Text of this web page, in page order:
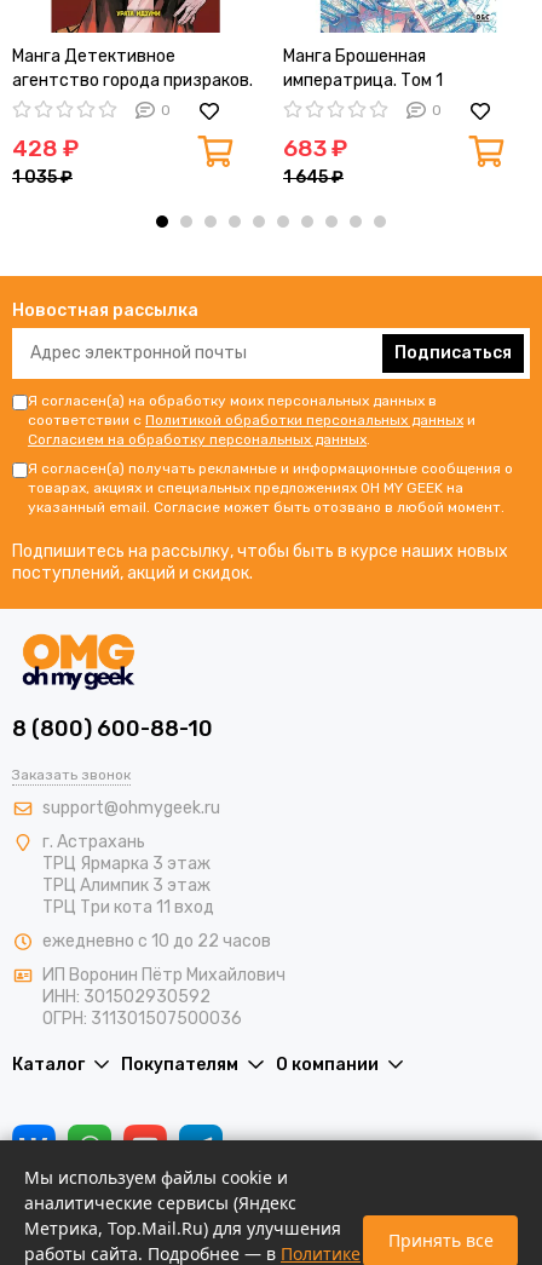
Манга Детективное
агентство города призраков.
Загадочные истории. Том 1
0
428 ₽
1 035 ₽
Манга Брошенная
императрица. Том 1
0
683 ₽
1 645 ₽
Новостная рассылка
Подписаться
Я согласен(а) на обработку моих персональных данных в
соответствии с Политикой обработки персональных данных и
Согласием на обработку персональных данных.
Я согласен(а) получать рекламные и информационные сообщения о
товарах, акциях и специальных предложениях OH MY GEEK на
указанный email. Согласие может быть отозвано в любой момент.
Подпишитесь на рассылку, чтобы быть в курсе наших новых
поступлений, акций и скидок.
8 (800) 600-88-10
Заказать звонок
support@ohmygeek.ru
г. Астрахань
ТРЦ Ярмарка 3 этаж
ТРЦ Алимпик 3 этаж
ТРЦ Три кота 11 вход
ежедневно с 10 до 22 часов
ИП Воронин Пётр Михайлович
ИНН: 301502930592
ОГРН: 311301507500036
Каталог Покупателям О компании
Мы используем файлы cookie и
аналитические сервисы (Яндекс
Метрика, Top.Mail.Ru) для улучшения
работы сайта. Подробнее — в Политике
Принять все
Новости